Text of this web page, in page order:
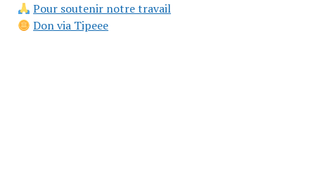
Pour soutenir notre travail
Don via Tipeee